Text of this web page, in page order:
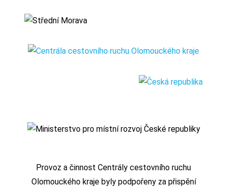
Provoz a činnost Centrály cestovního ruchu
Olomouckého kraje byly podpořeny za přispění